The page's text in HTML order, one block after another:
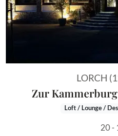
LORCH
Zur
Loft / Lounge /
20 -